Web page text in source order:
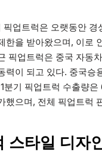
픽업트럭은 오랫동안 경
한을 받아왔으며, 이로
픽업트럭은 중국 자동
력이 되고 있다. 중국승
분기 픽업트럭 수출량은
했으며, 전체 픽업트럭
스타일 디자